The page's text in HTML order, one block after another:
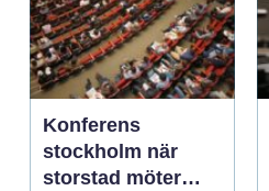
Konferens
stockholm när
storstad möter